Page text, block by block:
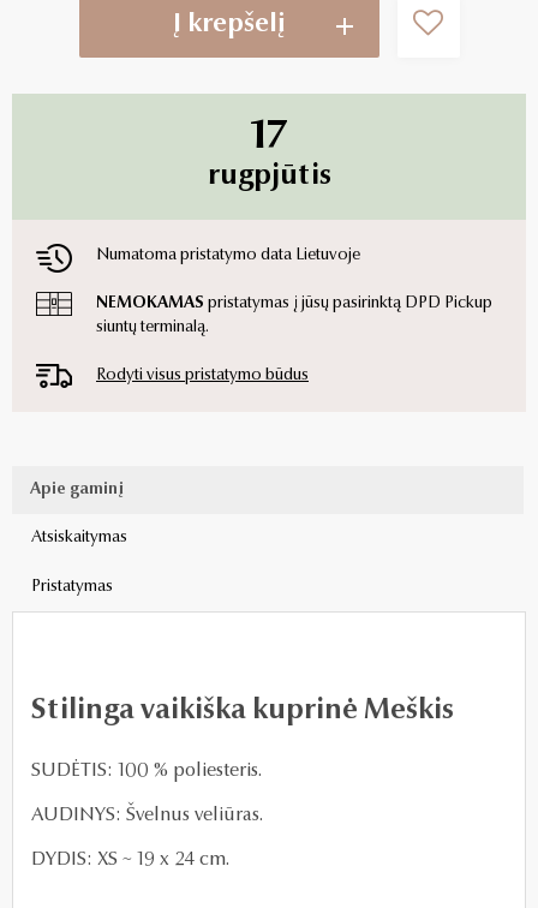
Į krepšelį
17
rugpjūtis
Numatoma pristatymo data Lietuvoje
NEMOKAMAS pristatymas į jūsų pasirinktą DPD Pickup
siuntų terminalą.
Rodyti visus pristatymo būdus
Apie gaminį
Atsiskaitymas
Pristatymas
Stilinga vaikiška kuprinė Meškis
SUDĖTIS: 100 % poliesteris.
AUDINYS: Švelnus veliūras.
DYDIS: XS ~ 19 x 24 cm.